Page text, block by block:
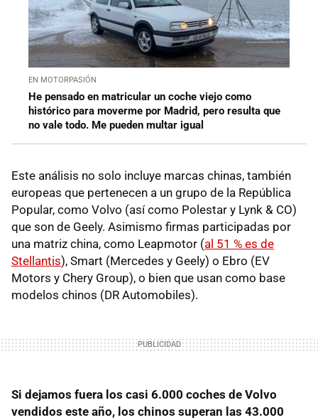
EN MOTORPASIÓN
He pensado en matricular un coche viejo como
histórico para moverme por Madrid, pero resulta que
no vale todo. Me pueden multar igual
Este análisis no solo incluye marcas chinas, también
europeas que pertenecen a un grupo de la República
Popular, como Volvo (así como Polestar y Lynk & CO)
que son de Geely. Asimismo firmas participadas por
una matriz china, como Leapmotor (al 51 % es de
Stellantis), Smart (Mercedes y Geely) o Ebro (EV
Motors y Chery Group), o bien que usan como base
modelos chinos (DR Automobiles).
Si dejamos fuera los casi 6.000 coches de Volvo
vendidos este año, los chinos superan las 43.000